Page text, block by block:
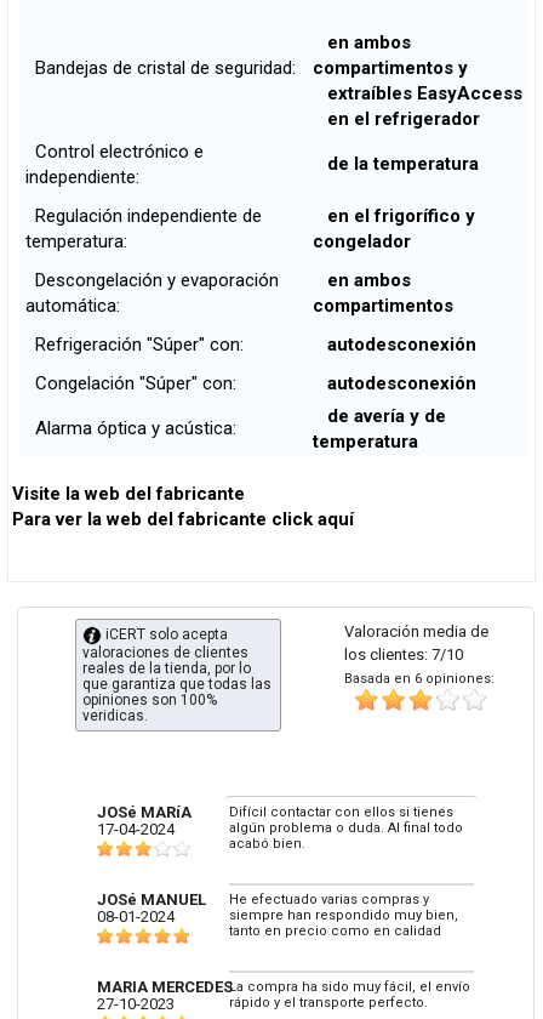
Bandejas de cristal de seguridad:
en ambos
compartimentos y
extraíbles EasyAccess
en el refrigerador
Control electrónico e
independiente:
de la temperatura
Regulación independiente de
temperatura:
en el frigorífico y
congelador
Descongelación y evaporación
automática:
en ambos
compartimentos
Refrigeración "Súper" con:
autodesconexión
Congelación "Súper" con:
autodesconexión
Alarma óptica y acústica:
de avería y de
temperatura
Visite la web del fabricante
Para ver la web del fabricante click aquí
Valoración media de
los clientes: 7/10
Basada en 6 opiniones:
iCERT solo acepta
valoraciones de clientes
reales de la tienda, por lo
que garantiza que todas las
opiniones son 100%
veridicas.
JOSé MARíA
17-04-2024
Difícil contactar con ellos si tienes
algún problema o duda. Al final todo
acabó bien.
JOSé MANUEL
08-01-2024
He efectuado varias compras y
siempre han respondido muy bien,
tanto en precio como en calidad
MARIA MERCEDES
27-10-2023
La compra ha sido muy fácil, el envío
rápido y el transporte perfecto.